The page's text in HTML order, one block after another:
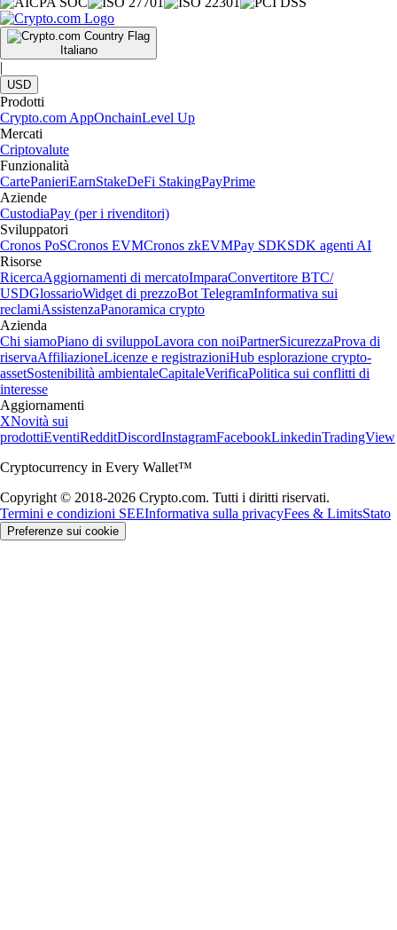
Italiano
|
USD
Prodotti
Crypto.com AppOnchainLevel Up
Mercati
Criptovalute
Funzionalità
CartePanieriEarnStakeDeFi StakingPayPrime
Aziende
CustodiaPay (per i rivenditori)
Sviluppatori
Cronos PoSCronos EVMCronos zkEVMPay SDKSDK agenti AI
Risorse
RicercaAggiornamenti di mercatoImparaConvertitore BTC/
USDGlossarioWidget di prezzoBot TelegramInformativa sui
reclamiAssistenzaPanoramica crypto
Azienda
Chi siamoPiano di sviluppoLavora con noiPartnerSicurezzaProva di
riservaAffiliazioneLicenze e registrazioniHub esplorazione crypto-
assetSostenibilità ambientaleCapitaleVerificaPolitica sui conflitti di
interesse
Aggiornamenti
XNovità sui
prodottiEventiRedditDiscordInstagramFacebookLinkedinTradingView
Cryptocurrency in Every Wallet™
Copyright © 2018-2026 Crypto.com. Tutti i diritti riservati.
Termini e condizioni SEEInformativa sulla privacyFees & LimitsStato
Preferenze sui cookie